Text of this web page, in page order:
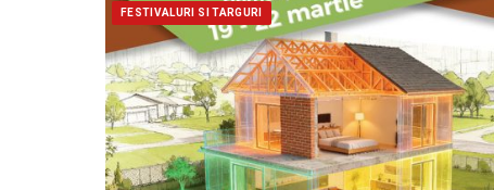
FESTIVALURI SI TARGURI